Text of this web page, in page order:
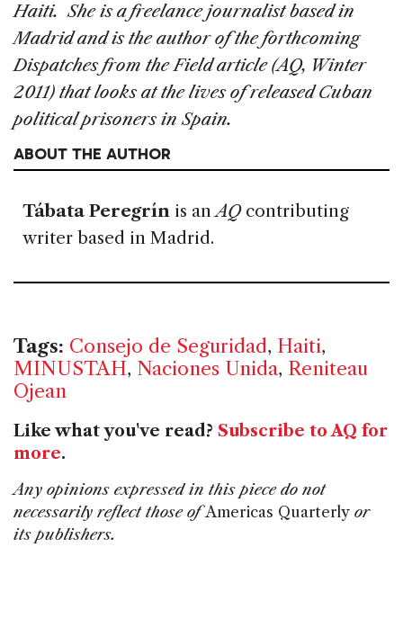
Haiti. She is a freelance journalist based in
Madrid and is the author of the forthcoming
Dispatches from the Field article (AQ, Winter
2011) that looks at the lives of released Cuban
political prisoners in Spain.
ABOUT THE AUTHOR
Tábata Peregrín is anAQcontributing
writer based in Madrid.
Tags: Consejo de Seguridad, Haiti,
MINUSTAH, Naciones Unida, Reniteau
Ojean
Like what you've read? Subscribe to AQ for
more.
Any opinions expressed in this piece do not
necessarily reflect those ofAmericas Quarterly or
its publishers.